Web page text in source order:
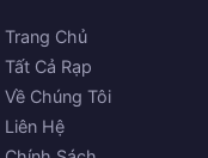
Trang Chủ
Tất Cả Rạp
Về Chúng Tôi
Liên Hệ